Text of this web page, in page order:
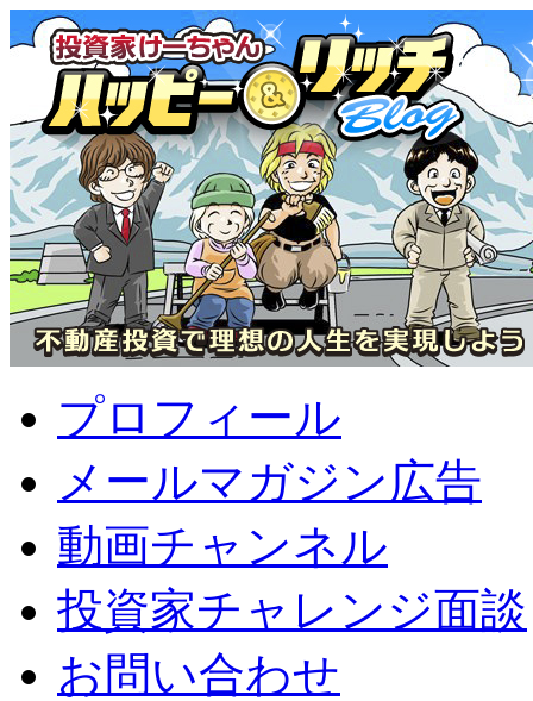
プロフィール
メールマガジン広告
動画チャンネル
投資家チャレンジ面談
お問い合わせ